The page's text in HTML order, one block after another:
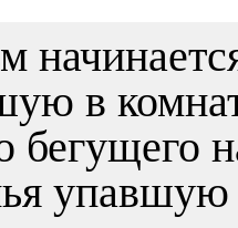
в
бегущего